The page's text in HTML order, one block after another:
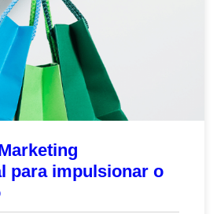
para impulsionar o